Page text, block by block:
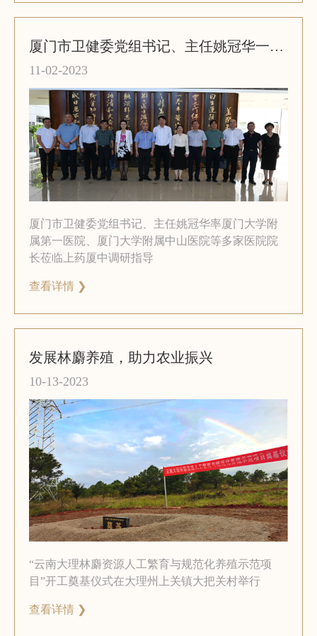
厦门市卫健委党组书记、主任姚冠华一行莅临上药厦中调研指导
11-02-2023
厦门市卫健委党组书记、主任姚冠华率厦门大学附
属第一医院、厦门大学附属中山医院等多家医院院
长莅临上药厦中调研指导
查看详情 ❯
发展林麝养殖，助力农业振兴
10-13-2023
“云南大理林麝资源人工繁育与规范化养殖示范项
目”开工奠基仪式在大理州上关镇大把关村举行
查看详情 ❯